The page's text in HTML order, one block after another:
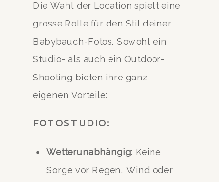
Die Wahl der Location spielt eine
grosse Rolle für den Stil deiner
Babybauch-Fotos. Sowohl ein
Studio- als auch ein Outdoor-
Shooting bieten ihre ganz
eigenen Vorteile:
FOTOSTUDIO:
Wetterunabhängig: Keine
Sorge vor Regen, Wind oder